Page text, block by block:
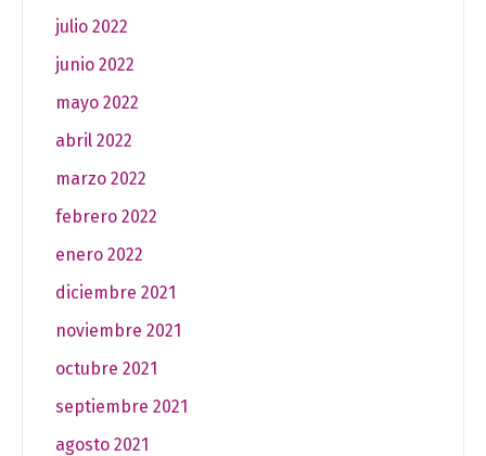
julio 2022
junio 2022
mayo 2022
abril 2022
marzo 2022
febrero 2022
enero 2022
diciembre 2021
noviembre 2021
octubre 2021
septiembre 2021
agosto 2021